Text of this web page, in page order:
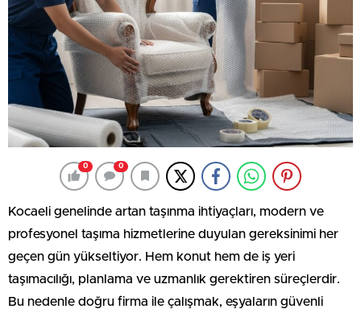
0 0
Kocaeli genelinde artan taşınma ihtiyaçları, modern ve
profesyonel taşıma hizmetlerine duyulan gereksinimi her
geçen gün yükseltiyor. Hem konut hem de iş yeri
taşımacılığı, planlama ve uzmanlık gerektiren süreçlerdir.
Bu nedenle doğru firma ile çalışmak, eşyaların güvenli